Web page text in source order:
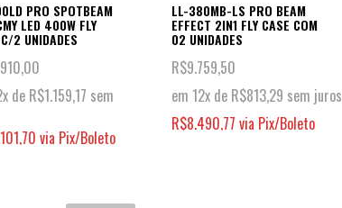
PRO SPOTBEAM
LED 400W FLY
2 UNIDADES
de R$1.159,17 sem
via Pix/Boleto
LL-380MB-LS PRO BEAM
EFFECT 2IN1 FLY CASE COM
02 UNIDADES
R$9.759,50
em 12x de R$813,29 sem juros
R$8.490,77 via Pix/Boleto